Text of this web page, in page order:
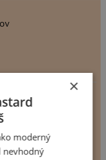
×
moderný
nevhodný